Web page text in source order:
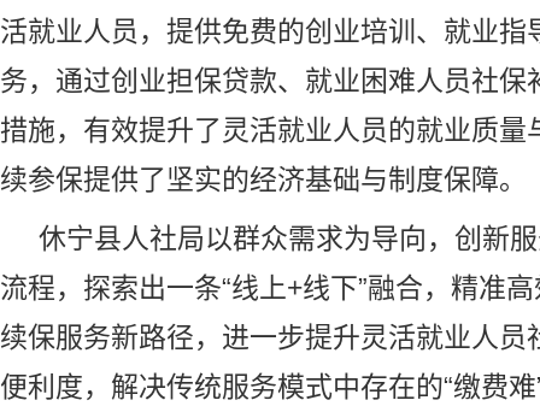
活就业人员，提供免费的创业培训、就业指
务，通过创业担保贷款、就业困难人员社保
措施，有效提升了灵活就业人员的就业质量
续参保提供了坚实的经济基础与制度保障。
休宁县人社局以群众需求为导向，创新
流程，探索出一条“线上+线下”融合，精准
续保服务新路径，进一步提升灵活就业人员
便利度，解决传统服务模式中存在的“缴费难